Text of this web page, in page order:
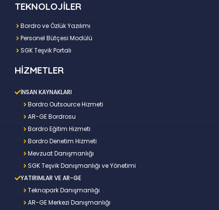
TEKNOLOJİLER
Bordro ve Özlük Yazılımı
Personel Bütçesi Modülü
SGK Teşvik Portalı
HİZMETLER
İNSAN KAYNAKLARI
Bordro Outsource Hizmeti
AR-GE Bordrosu
Bordro Eğitim Hizmeti
Bordro Denetim Hizmeti
Mevzuat Danışmanlığı
SGK Teşvik Danışmanlığı ve Yönetimi
YATIRIMLAR VE AR-GE
Teknopark Danışmanlığı
AR-GE Merkezi Danışmanlığı